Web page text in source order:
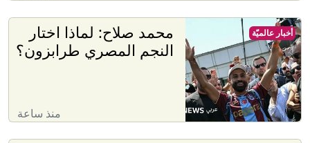
محمد صلاح: لماذا اختار
النجم المصري طرابزون؟
منذ ساعة
أخبار عالميّة